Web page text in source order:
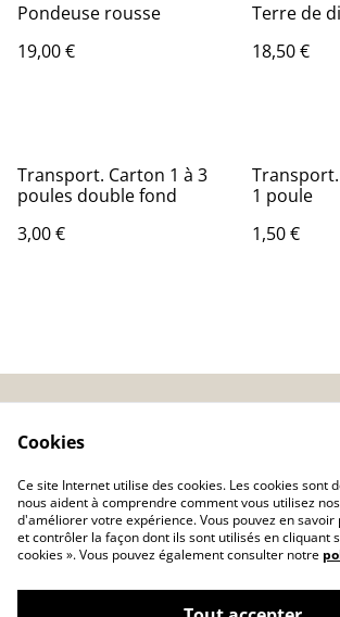
Pondeuse rousse
19,00 €
Terre de
18,50 €
Transport. Carton 1 à 3
poules double fond
3,00 €
1 poule
1,50 €
confidentialité
Politique de cookies
Nos garanties
Cookies
Ce site Internet utilise des cookies. Les cookies sont
nous aident à comprendre comment vous utilisez
d'améliorer votre expérience. Vous pouvez en savoir
et contrôler la façon dont ils sont utilisés en cliquant
cookies ». Vous pouvez également consulter notre